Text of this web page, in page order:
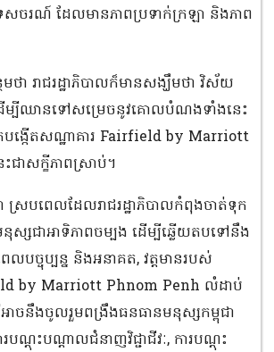
ចរណ៍ ដែលមានភាពប្រទាក់ក្រឡា និងភាព
ថា រាជរដ្ឋាភិបាលក៏មានសង្ឃឹមថា វិស័យ
បីឈានទៅសម្រេចនូវគោលបំណងទាំងនេះ
ង្កើតសណ្ឋាគារ Fairfield by Marriott
ជាសក្ខីភាពស្រាប់។
ស្របពេលដែលរាជរដ្ឋាភិបាលកំពុងចាត់ទុក
នុស្សជាអាទិភាពចម្បង ដើម្បីឆ្លើយតបទៅនឹង
េលបច្ចុប្បន្ន និងអនាគត, វត្តមានរបស់
by Marriott Phnom Penh លំដាប់
ាចនឹងចូលរួមពង្រឹងធនធានមនុស្សកម្ពុជា
បណ្តុះបណ្តាលជំនាញវិជ្ជាជីវៈ, ការបណ្តុះ